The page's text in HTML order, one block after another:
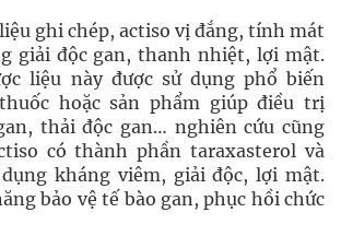
ghi chép, actiso vị đắng, tính mát
giải độc gan, thanh nhiệt, lợi mật.
liệu này được sử dụng phổ biến
hoặc sản phẩm giúp điều trị
thải độc gan… nghiên cứu cũng
có thành phần taraxasterol và
kháng viêm, giải độc, lợi mật.
bảo vệ tế bào gan, phục hồi chức